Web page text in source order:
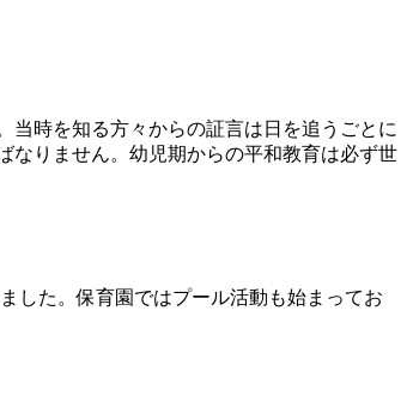
当時を知る方々からの証言は日を追うごとに
なりません。幼児期からの平和教育は必ず世
した。保育園ではプール活動も始まってお